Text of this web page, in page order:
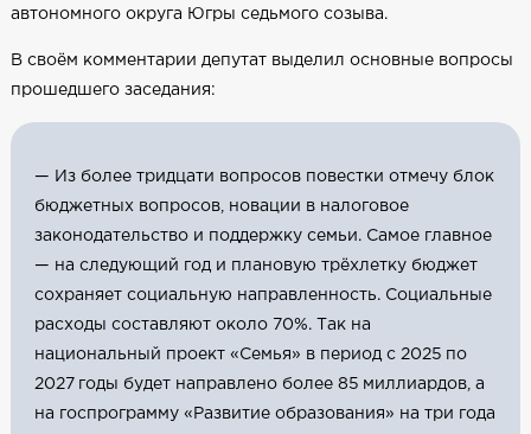
автономного округа Югры седьмого созыва.
В своём комментарии депутат выделил основные вопросы
прошедшего заседания:
— Из более тридцати вопросов повестки отмечу блок
бюджетных вопросов, новации в налоговое
законодательство и поддержку семьи. Самое главное
— на следующий год и плановую трёхлетку бюджет
сохраняет социальную направленность. Социальные
расходы составляют около 70%. Так на
национальный проект «Семья» в период с 2025 по
2027 годы будет направлено более 85 миллиардов, а
на госпрограмму «Развитие образования» на три года